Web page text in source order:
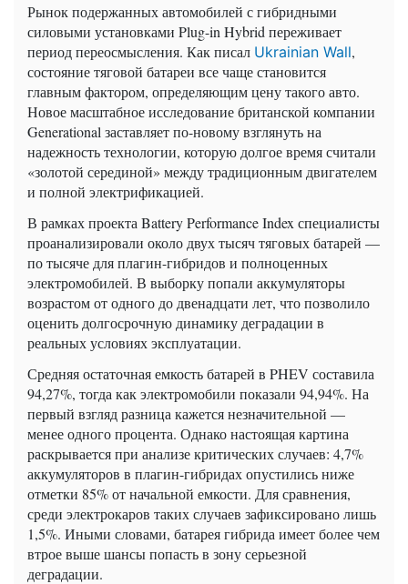
Рынок подержанных автомобилей с гибридными
силовыми установками Plug-in Hybrid переживает
период переосмысления. Как писал Ukrainian Wall,
состояние тяговой батареи все чаще становится
главным фактором, определяющим цену такого авто.
Новое масштабное исследование британской компании
Generational заставляет по-новому взглянуть на
надежность технологии, которую долгое время считали
«золотой серединой» между традиционным двигателем
и полной электрификацией.
В рамках проекта Battery Performance Index специалисты
проанализировали около двух тысяч тяговых батарей —
по тысяче для плагин-гибридов и полноценных
электромобилей. В выборку попали аккумуляторы
возрастом от одного до двенадцати лет, что позволило
оценить долгосрочную динамику деградации в
реальных условиях эксплуатации.
Средняя остаточная емкость батарей в PHEV составила
94,27%, тогда как электромобили показали 94,94%. На
первый взгляд разница кажется незначительной —
менее одного процента. Однако настоящая картина
раскрывается при анализе критических случаев: 4,7%
аккумуляторов в плагин-гибридах опустились ниже
отметки 85% от начальной емкости. Для сравнения,
среди электрокаров таких случаев зафиксировано лишь
1,5%. Иными словами, батарея гибрида имеет более чем
втрое выше шансы попасть в зону серьезной
деградации.